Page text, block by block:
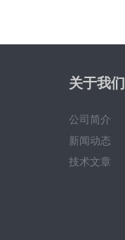
关于我们
公司简介
新闻动态
技术文章